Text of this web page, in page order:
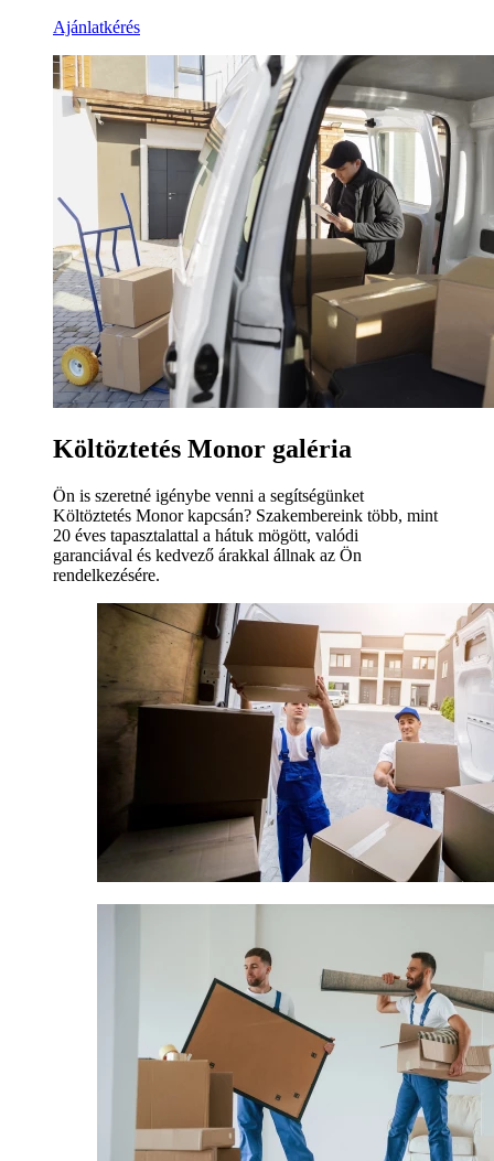
Ajánlatkérés
Költöztetés Monor galéria
Ön is szeretné igénybe venni a segítségünket
Költöztetés Monor kapcsán? Szakembereink több, mint
20 éves tapasztalattal a hátuk mögött, valódi
garanciával és kedvező árakkal állnak az Ön
rendelkezésére.